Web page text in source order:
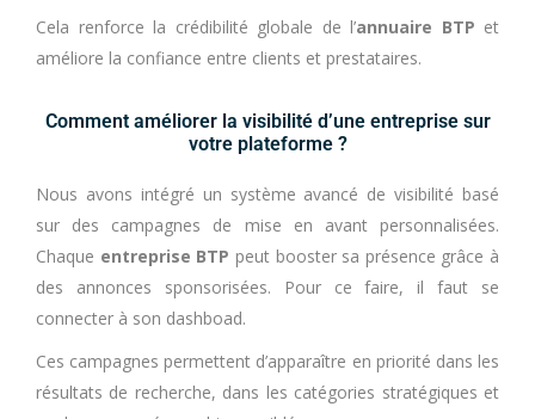
Cela renforce la crédibilité globale de l’annuaire BTP et
améliore la confiance entre clients et prestataires.
Comment améliorer la visibilité d’une entreprise sur
votre plateforme ?
Nous avons intégré un système avancé de visibilité basé
sur des campagnes de mise en avant personnalisées.
Chaque entreprise BTP peut booster sa présence grâce à
des annonces sponsorisées. Pour ce faire, il faut se
connecter à son dashboad.
Ces campagnes permettent d’apparaître en priorité dans les
résultats de recherche, dans les catégories stratégiques et